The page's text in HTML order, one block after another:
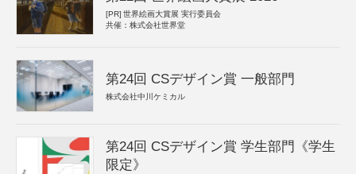
[PR] 世界絵画大賞展 実行委員会
共催：株式会社世界堂
第24回 CSデザイン賞 一般部門
株式会社中川ケミカル
第24回 CSデザイン賞 学生部門《学生
限定》